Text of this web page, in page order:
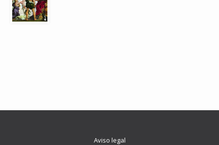
Aviso legal